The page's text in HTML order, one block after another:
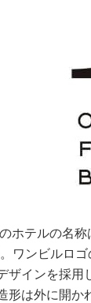
ホテルの名
ワンビルロ
ザインを採用
形は外に開か